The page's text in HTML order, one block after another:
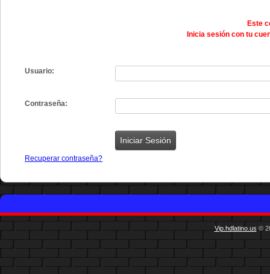
Este
Inicia sesión con tu
Usuario:
Contraseña:
Recuperar contraseña?
Vip.hdlatino.us ©